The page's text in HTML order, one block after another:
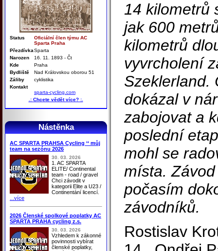
Status
Oficiální člen týmu AC
Sparta Praha
PřezdívkaSparta
Narozen
16. 11. 1893 - Čt
Kde
Praha
Bydliště
Nad Královskou oborou 51
Záliby
cyklistika
Kontakt
sparta-cycling.com
.: Chcete vědět více? :.
Nástěnka
AC SPARTA PRAHSA Cycling ‘‘ můj
team na sezónu 2026
30. 03. 2026
1. AC SPARTA
ELITE/ Continental
team - road / gravel
Chci závodit v
kategorii Elite a U23 /
Continentání licencí.
...více
2026 Členské spolkové poplatky AC
SPARTA PRAHA cycling z.s.
30. 03. 2026
Vzhledem k zákonné
povinnosti vybírat
členské poplatky,
14 kilometrů
jak 600
kilometrů
vyvrcholení
Szeklerland.
dokázal v
zabojovat a
poslední
mohl se
místa.
počasím
závodníků.
Rostislav